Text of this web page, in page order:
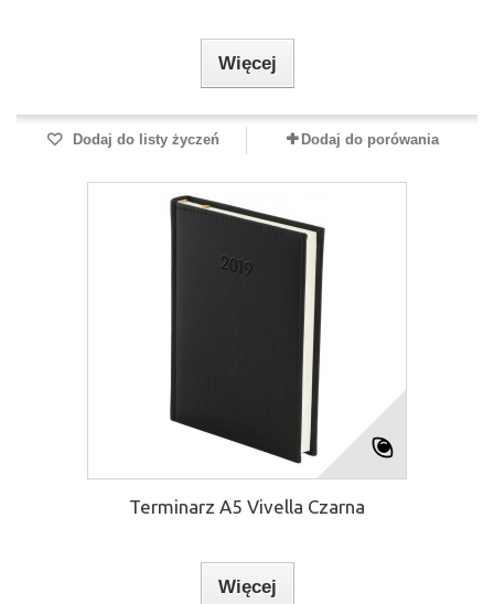
Więcej
Dodaj do listy życzeń Dodaj do porówania
Terminarz A5 Vivella Czarna
Więcej